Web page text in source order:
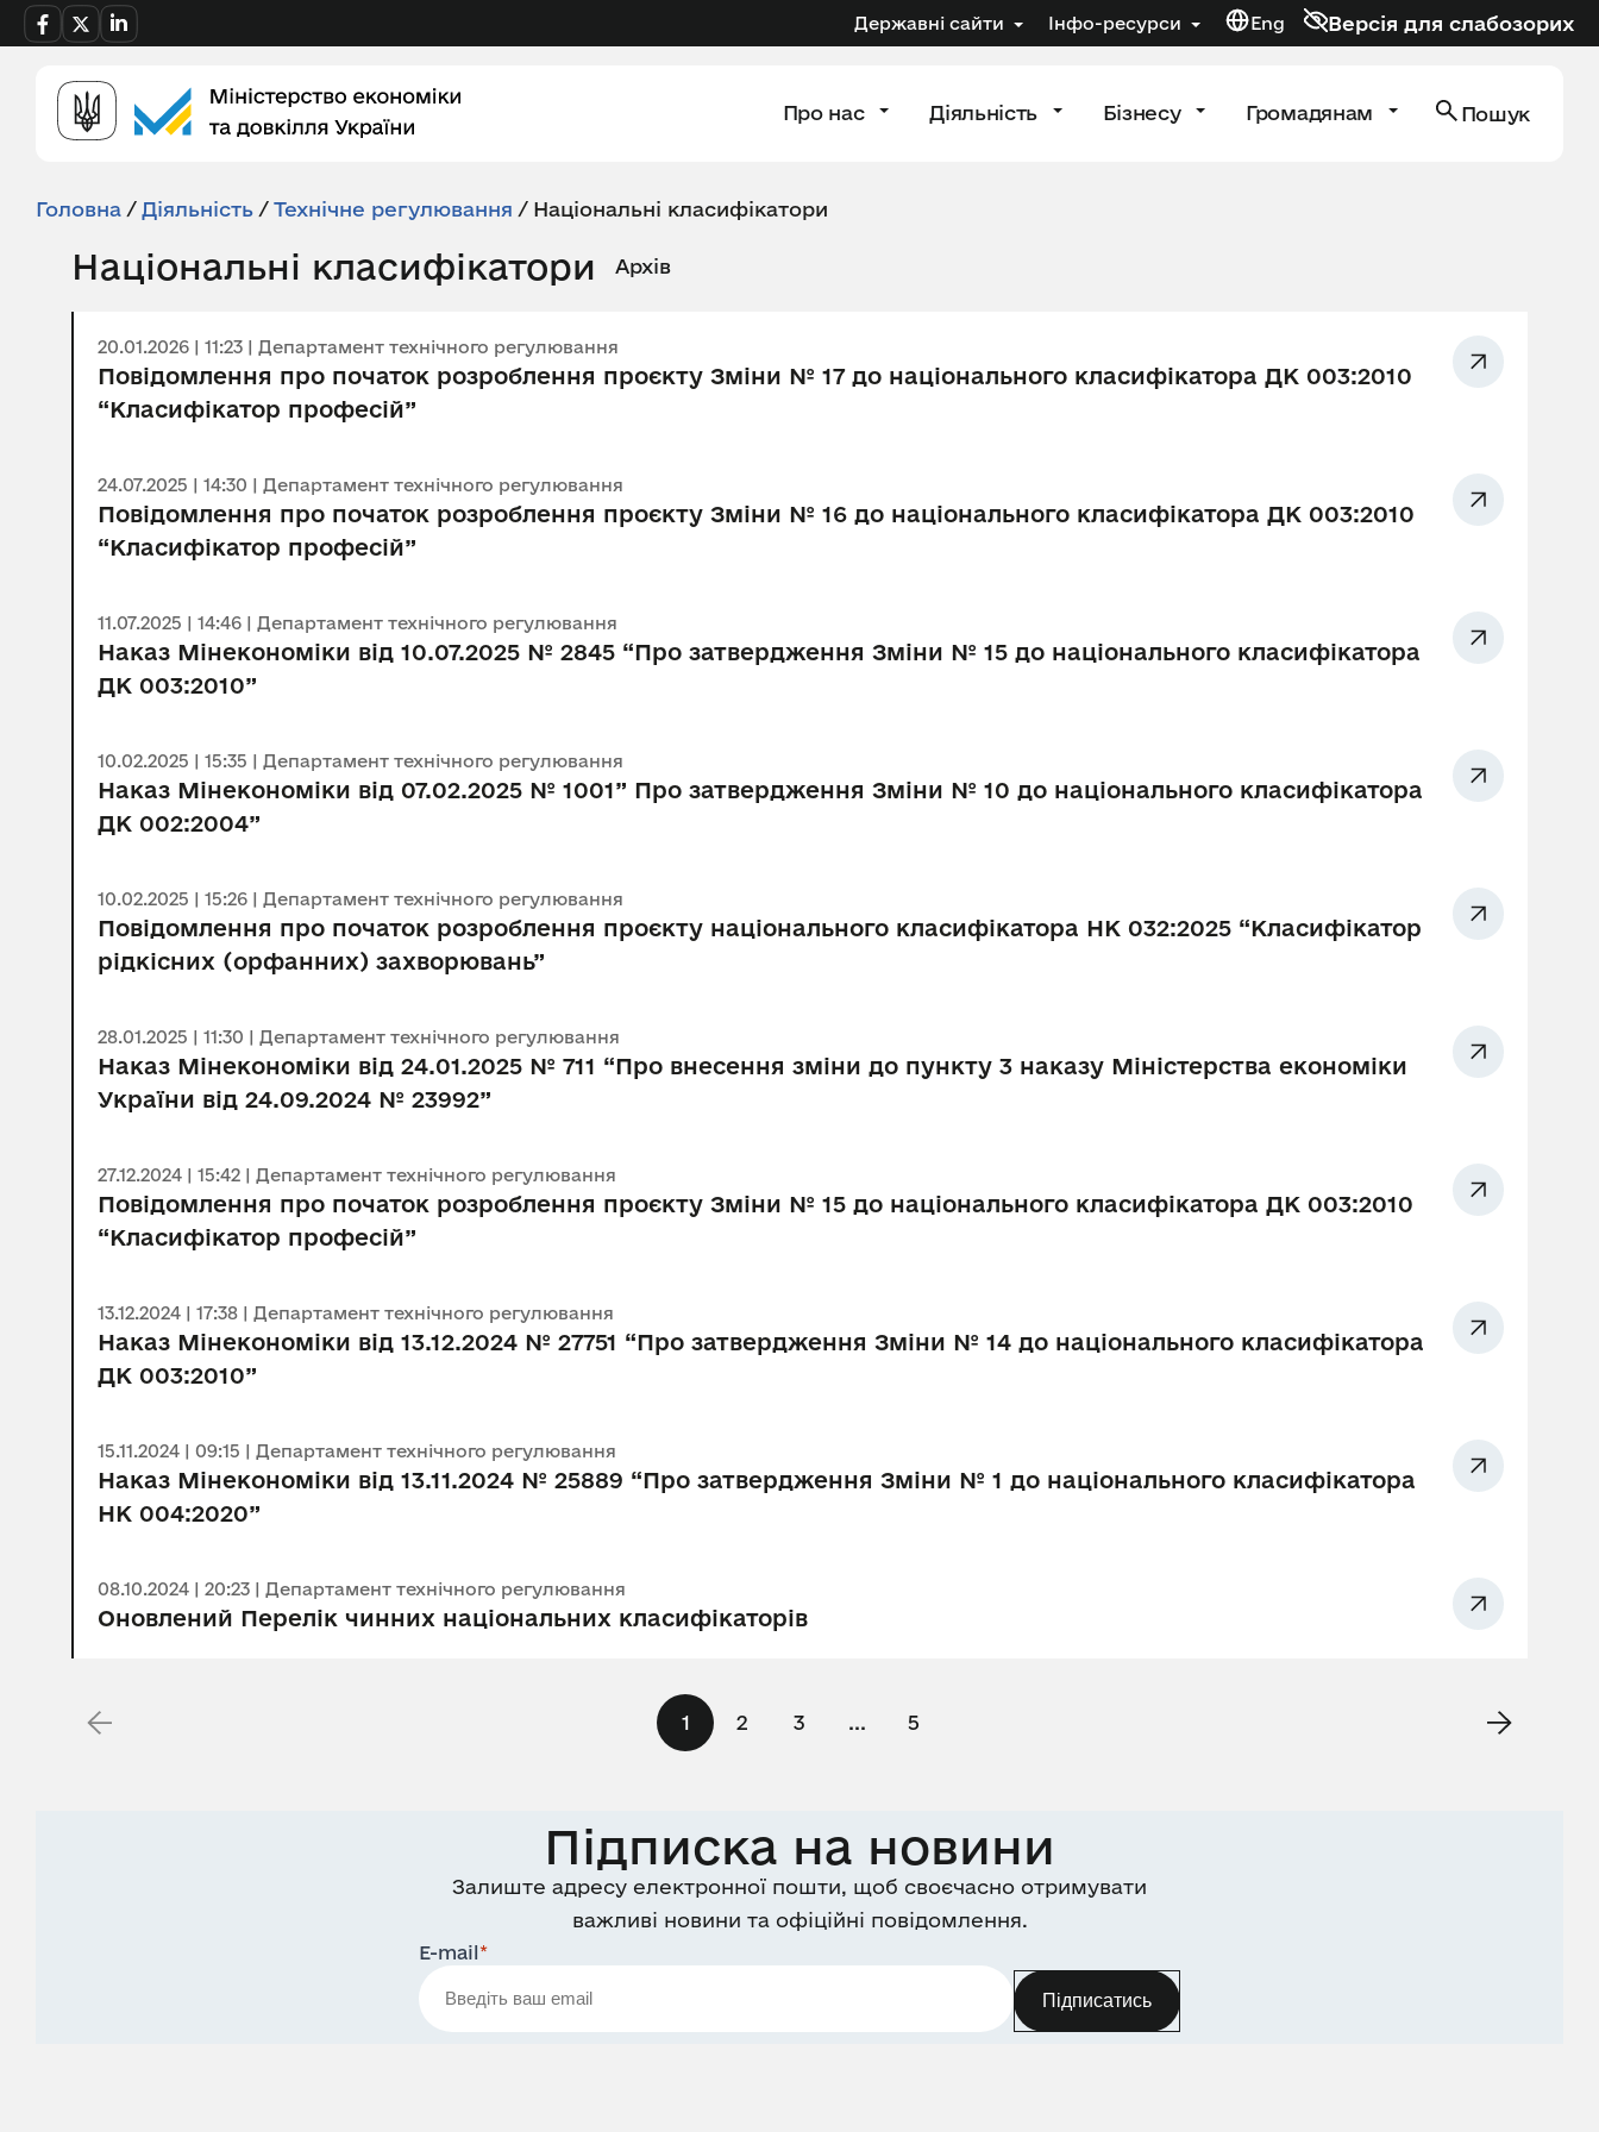
Державні сайти Інфо-ресурси Eng Версія для слабозорих
Про нас Діяльність Бізнесу Громадянам Пошук
Головна / Діяльність / Технічне регулювання / Національні класифікатори
Національні класифікатори Архів
20.01.2026 | 11:23 | Департамент технічного регулювання
Повідомлення про початок розроблення проєкту Зміни № 17 до національного класифікатора ДК 003:2010
“Класифікатор професій”
24.07.2025 | 14:30 | Департамент технічного регулювання
Повідомлення про початок розроблення проєкту Зміни № 16 до національного класифікатора ДК 003:2010
“Класифікатор професій”
11.07.2025 | 14:46 | Департамент технічного регулювання
Наказ Мінекономіки від 10.07.2025 № 2845 “Про затвердження Зміни № 15 до національного класифікатора
ДК 003:2010”
10.02.2025 | 15:35 | Департамент технічного регулювання
Наказ Мінекономіки від 07.02.2025 № 1001” Про затвердження Зміни № 10 до національного класифікатора
ДК 002:2004”
10.02.2025 | 15:26 | Департамент технічного регулювання
Повідомлення про початок розроблення проєкту національного класифікатора НК 032:2025 “Класифікатор
рідкісних (орфанних) захворювань”
28.01.2025 | 11:30 | Департамент технічного регулювання
Наказ Мінекономіки від 24.01.2025 № 711 “Про внесення зміни до пункту 3 наказу Міністерства економіки
України від 24.09.2024 № 23992”
27.12.2024 | 15:42 | Департамент технічного регулювання
Повідомлення про початок розроблення проєкту Зміни № 15 до національного класифікатора ДК 003:2010
“Класифікатор професій”
13.12.2024 | 17:38 | Департамент технічного регулювання
Наказ Мінекономіки від 13.12.2024 № 27751 “Про затвердження Зміни № 14 до національного класифікатора
ДК 003:2010”
15.11.2024 | 09:15 | Департамент технічного регулювання
Наказ Мінекономіки від 13.11.2024 № 25889 “Про затвердження Зміни № 1 до національного класифікатора
НК 004:2020”
08.10.2024 | 20:23 | Департамент технічного регулювання
Оновлений Перелік чинних національних класифікаторів
1 2 3 ... 5
Підписка на новини
Залиште адресу електронної пошти, щоб своєчасно отримувати
важливі новини та офіційні повідомлення.
E-mail*
Підписатись